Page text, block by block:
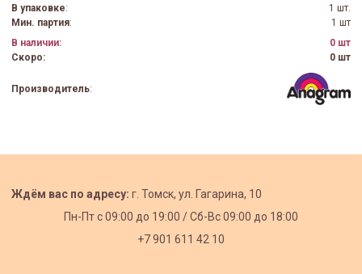
В упаковке:
1 шт.
Мин. партия:
1 шт
В наличии:
0 шт
Скоро:
0 шт
Производитель:
Ждём вас по адресу: г. Томск, ул. Гагарина, 10
Пн-Пт с09:00 до 19:00 /Сб-Вс 09:00 до 18:00
+7 901 611 42 10